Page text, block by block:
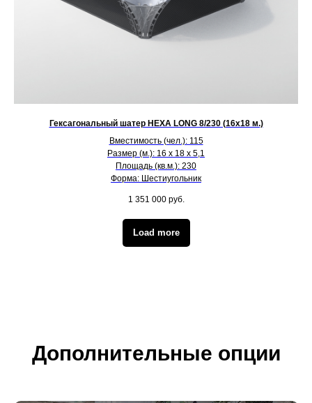
Гексагональный шатер HEXA LONG 8/230 (16х18 м.)
Вместимость (чел.): 115
Размер (м.): 16 х 18 х 5,1
Площадь (кв.м.): 230
Форма: Шестиугольник
1 351 000 руб.
Load more
Дополнительные опции